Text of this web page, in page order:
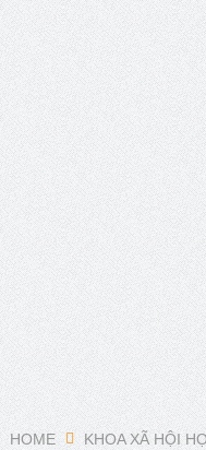
XXI ISA World
Turbulent Times July 4 –
Lễ ra mắt Chi hội xã
học “Các vấn đề nổi bật
dục”.
Young People’s (Self-
Subjectivities,
Presidential Corner –
2027
ISA World Congress
for hosting the XXII ISA
HOME
KHOA XÃ HỘI